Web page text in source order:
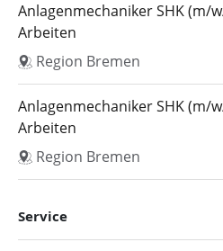
Anlagenmechaniker SHK (m/
Arbeiten
Region Bremen
Anlagenmechaniker SHK (m/
Arbeiten
Region Bremen
Service